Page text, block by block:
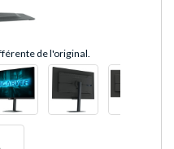
de l'original.